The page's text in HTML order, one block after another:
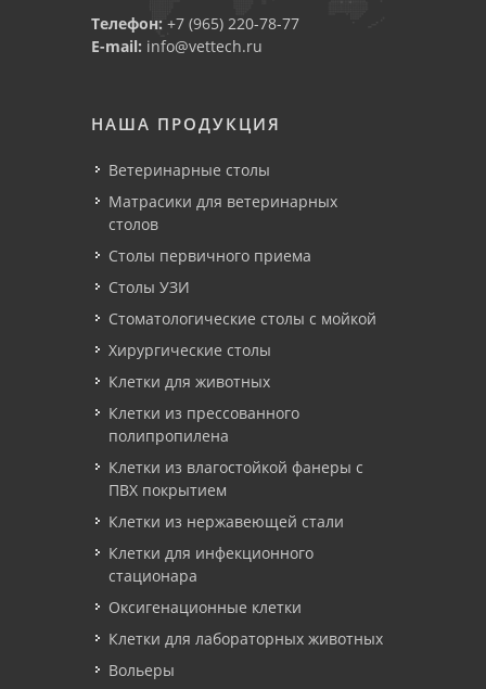
Телефон: +7 (965) 220-78-77
E-mail: info@vettech.ru
НАША ПРОДУКЦИЯ
Ветеринарные столы
Матрасики для ветеринарных
столов
Столы первичного приема
Столы УЗИ
Стоматологические столы с мойкой
Хирургические столы
Клетки для животных
Клетки из прессованного
полипропилена
Клетки из влагостойкой фанеры с
ПВХ покрытием
Клетки из нержавеющей стали
Клетки для инфекционного
стационара
Оксигенационные клетки
Клетки для лабораторных животных
Вольеры